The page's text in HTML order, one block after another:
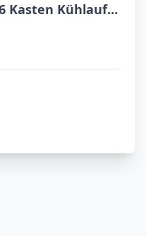
Mercedes-Benz Vito 116 Kasten Kühlaufbau ++sofort verfügbar++